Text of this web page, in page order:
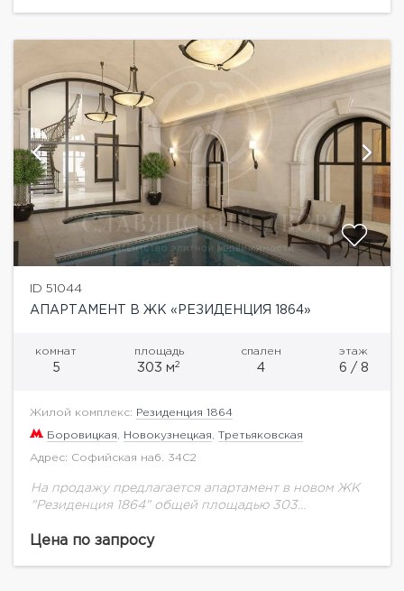
ID 51044
АПАРТАМЕНТ В ЖК «РЕЗИДЕНЦИЯ 1864»
комнат
5
площадь
303 м2
спален
4
этаж
6 / 8
Жилой комплекс: Резиденция 1864
Боровицкая Новокузнецкая Третьяковская
Адрес: Софийская наб. 34С2
На продажу предлагается апартамент в новом ЖК
"Резиденция 1864" общей площадью 303
комплекс, включающий в себя 68 апартаментов.
Цена по запросу